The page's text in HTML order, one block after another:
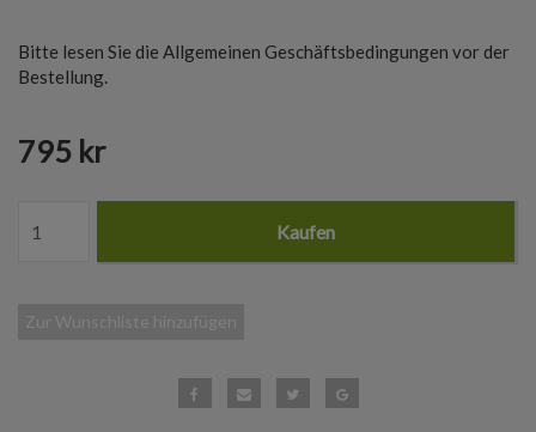
Bitte lesen Sie die Allgemeinen Geschäftsbedingungen vor der
Bestellung.
795 kr
Kaufen